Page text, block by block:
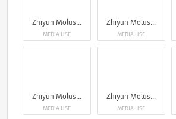
Zhiyun Molus G300
MEDIA USE
Zhiyun Molus G300
MEDIA USE
Zhiyun Molus G300
MEDIA USE
Zhiyun Molus G300
MEDIA USE